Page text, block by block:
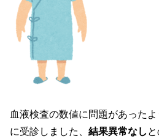
血液検査の数値に問題があった
に受診しました、 結果異常なし